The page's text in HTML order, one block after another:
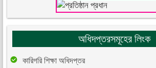
অধিদপ্তরসমূহের লিংক
কারিগরি শিক্ষা অধিদপ্তর